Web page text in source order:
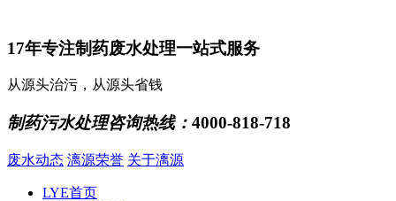
17年专注制药废水处理一站式服务
从源头治污，从源头省钱
制药污水处理咨询热线： 4000-818-718
废水动态 漓源荣誉 关于漓源
LYE首页